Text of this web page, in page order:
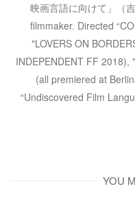
映画言語に向けて」（
filmmaker. Directed
"LOVERS ON
INDEPENDENT FF 2018),
(all premiered at
“Undiscovered Film
YOU